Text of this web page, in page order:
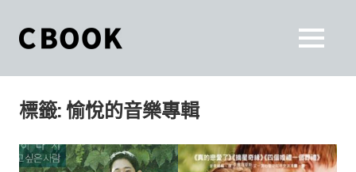
content
和
你
一
World.」
是
一
MENU
標籤:愉悅的音樂專輯